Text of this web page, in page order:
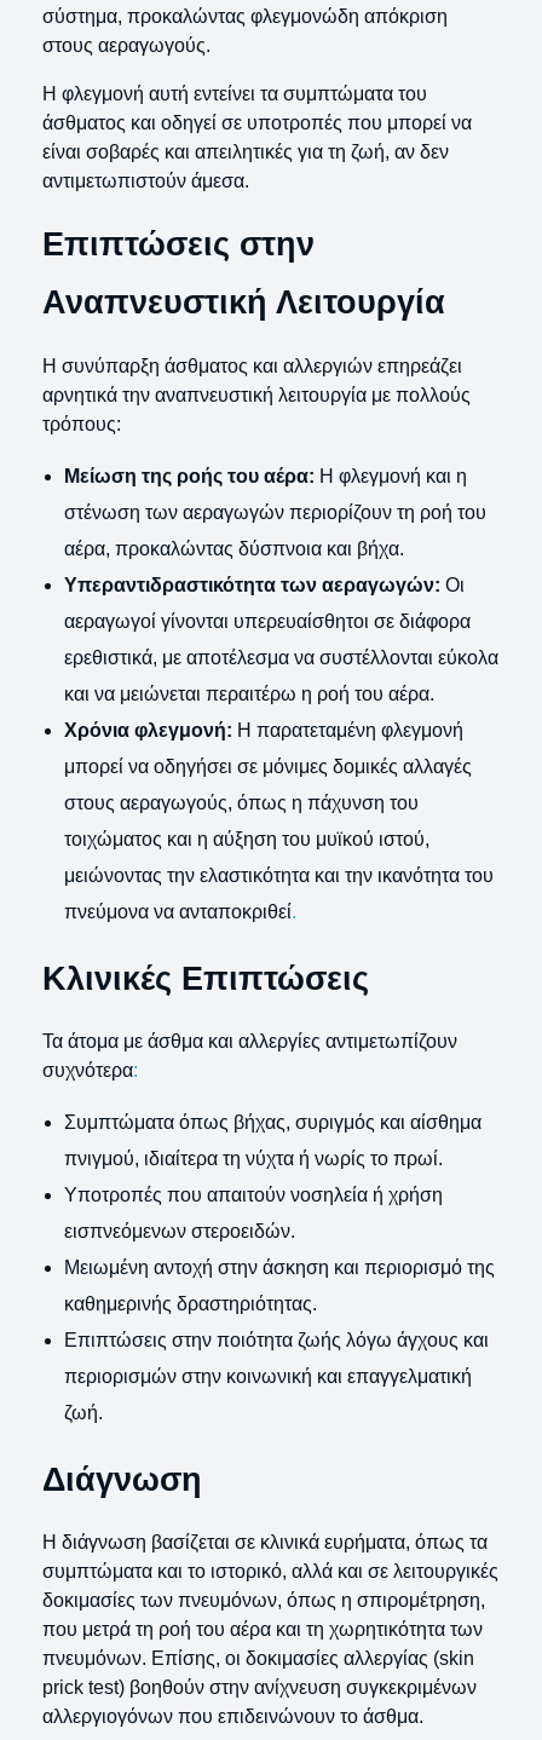
σύστημα, προκαλώντας φλεγμονώδη απόκριση
στους αεραγωγούς.
Η φλεγμονή αυτή εντείνει τα συμπτώματα του
άσθματος και οδηγεί σε υποτροπές που μπορεί να
είναι σοβαρές και απειλητικές για τη ζωή, αν δεν
αντιμετωπιστούν άμεσα.
Επιπτώσεις στην
Αναπνευστική Λειτουργία
Η συνύπαρξη άσθματος και αλλεργιών επηρεάζει
αρνητικά την αναπνευστική λειτουργία με πολλούς
τρόπους:
Μείωση της ροής του αέρα: Η φλεγμονή και η
στένωση των αεραγωγών περιορίζουν τη ροή του
αέρα, προκαλώντας δύσπνοια και βήχα.
Υπεραντιδραστικότητα των αεραγωγών: Οι
αεραγωγοί γίνονται υπερευαίσθητοι σε διάφορα
ερεθιστικά, με αποτέλεσμα να συστέλλονται εύκολα
και να μειώνεται περαιτέρω η ροή του αέρα.
Χρόνια φλεγμονή: Η παρατεταμένη φλεγμονή
μπορεί να οδηγήσει σε μόνιμες δομικές αλλαγές
στους αεραγωγούς, όπως η πάχυνση του
τοιχώματος και η αύξηση του μυϊκού ιστού,
μειώνοντας την ελαστικότητα και την ικανότητα του
πνεύμονα να ανταποκριθεί.
Κλινικές Επιπτώσεις
Τα άτομα με άσθμα και αλλεργίες αντιμετωπίζουν
συχνότερα:
Συμπτώματα όπως βήχας, συριγμός και αίσθημα
πνιγμού, ιδιαίτερα τη νύχτα ή νωρίς το πρωί.
Υποτροπές που απαιτούν νοσηλεία ή χρήση
εισπνεόμενων στεροειδών.
Μειωμένη αντοχή στην άσκηση και περιορισμό της
καθημερινής δραστηριότητας.
Επιπτώσεις στην ποιότητα ζωής λόγω άγχους και
περιορισμών στην κοινωνική και επαγγελματική
ζωή.
Διάγνωση
Η διάγνωση βασίζεται σε κλινικά ευρήματα, όπως τα
συμπτώματα και το ιστορικό, αλλά και σε λειτουργικές
δοκιμασίες των πνευμόνων, όπως η σπιρομέτρηση,
που μετρά τη ροή του αέρα και τη χωρητικότητα των
πνευμόνων. Επίσης, οι δοκιμασίες αλλεργίας (skin
prick test) βοηθούν στην ανίχνευση συγκεκριμένων
αλλεργιογόνων που επιδεινώνουν το άσθμα.